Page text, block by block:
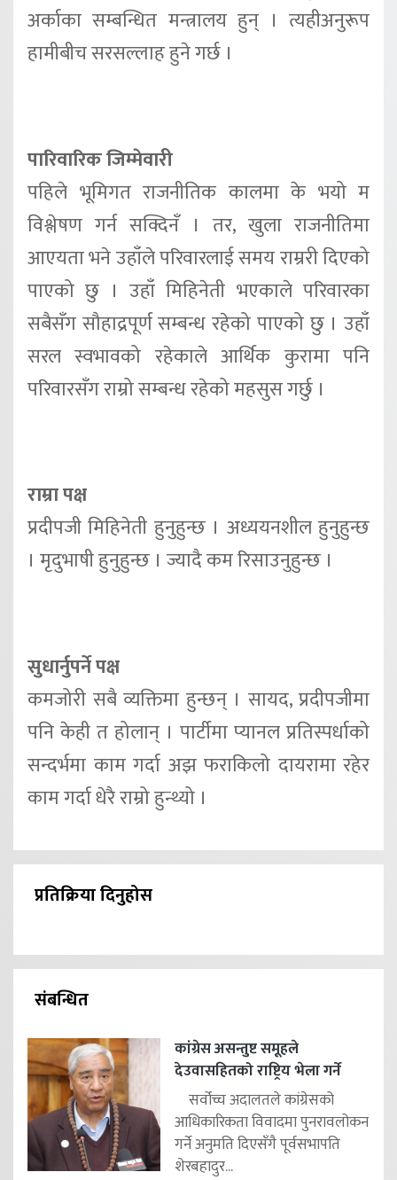
अर्काका सम्बन्धित मन्त्रालय हुन् । त्यहीअनुरूप
हामीबीच सरसल्लाह हुने गर्छ ।
पारिवारिक जिम्मेवारी
पहिले भूमिगत राजनीतिक कालमा के भयो म
विश्लेषण गर्न सक्दिनँ । तर, खुला राजनीतिमा
आएयता भने उहाँले परिवारलाई समय राम्ररी दिएको
पाएको छु । उहाँ मिहिनेती भएकाले परिवारका
सबैसँग सौहाद्रपूर्ण सम्बन्ध रहेको पाएको छु । उहाँ
सरल स्वभावको रहेकाले आर्थिक कुरामा पनि
परिवारसँग राम्रो सम्बन्ध रहेको महसुस गर्छु ।
राम्रा पक्ष
प्रदीपजी मिहिनेती हुनुहुन्छ । अध्ययनशील हुनुहुन्छ
। मृदुभाषी हुनुहुन्छ । ज्यादै कम रिसाउनुहुन्छ ।
सुधार्नुपर्ने पक्ष
कमजोरी सबै व्यक्तिमा हुन्छन् । सायद, प्रदीपजीमा
पनि केही त होलान् । पार्टीमा प्यानल प्रतिस्पर्धाको
सन्दर्भमा काम गर्दा अझ फराकिलो दायरामा रहेर
काम गर्दा धेरै राम्रो हुन्थ्यो ।
प्रतिक्रिया दिनुहोस
संबन्धित
कांग्रेस असन्तुष्ट समूहले
देउवासहितको राष्ट्रिय भेला गर्ने
सर्वोच्च अदालतले कांग्रेसको
आधिकारिकता विवादमा पुनरावलोकन
गर्ने अनुमति दिएसँगै पूर्वसभापति
शेरबहादुर...